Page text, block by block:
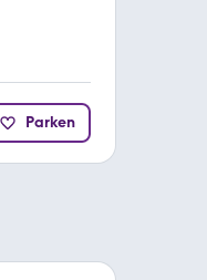
Parken